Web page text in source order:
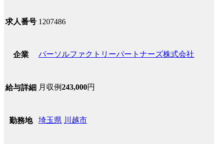
求人番号 1207486
企業 パーソルファクトリーパートナーズ株式会社
給与詳細 月収例243,000円
勤務地 埼玉県 川越市